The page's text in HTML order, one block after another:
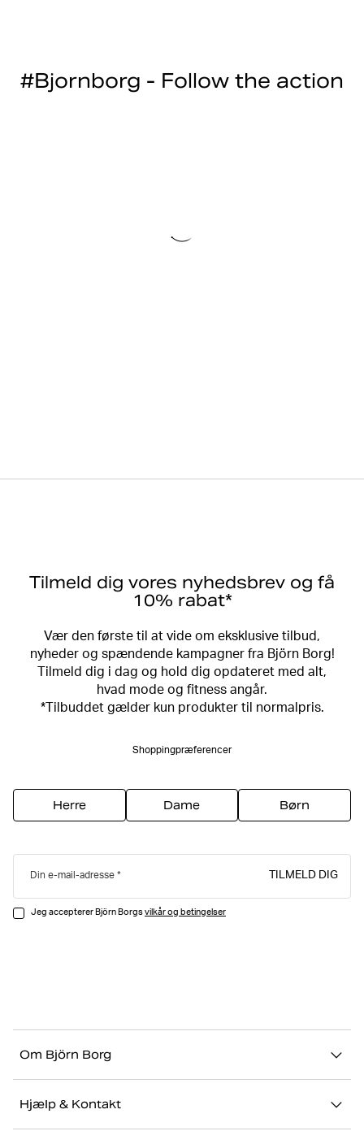
#Bjornborg - Follow the action
Tilmeld dig vores nyhedsbrev og få
10% rabat*
Vær den første til at vide om eksklusive tilbud,
nyheder og spændende kampagner fra Björn Borg!
Tilmeld dig i dag og hold dig opdateret med alt,
hvad mode og fitness angår.
*Tilbuddet gælder kun produkter til normalpris.
Shoppingpræferencer
Herre Dame Børn
Din e-mail-adresse TILMELD DIG
Jeg accepterer Björn Borgsvilkår og betingelser
Om Björn Borg
Hjælp & Kontakt